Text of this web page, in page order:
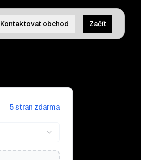
Kontaktovat obchod Začít
5 stran zdarma